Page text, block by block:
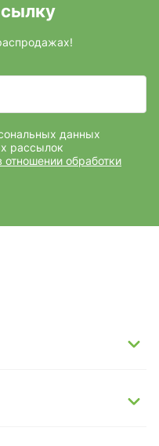
данных
рассылок
отношении обработки